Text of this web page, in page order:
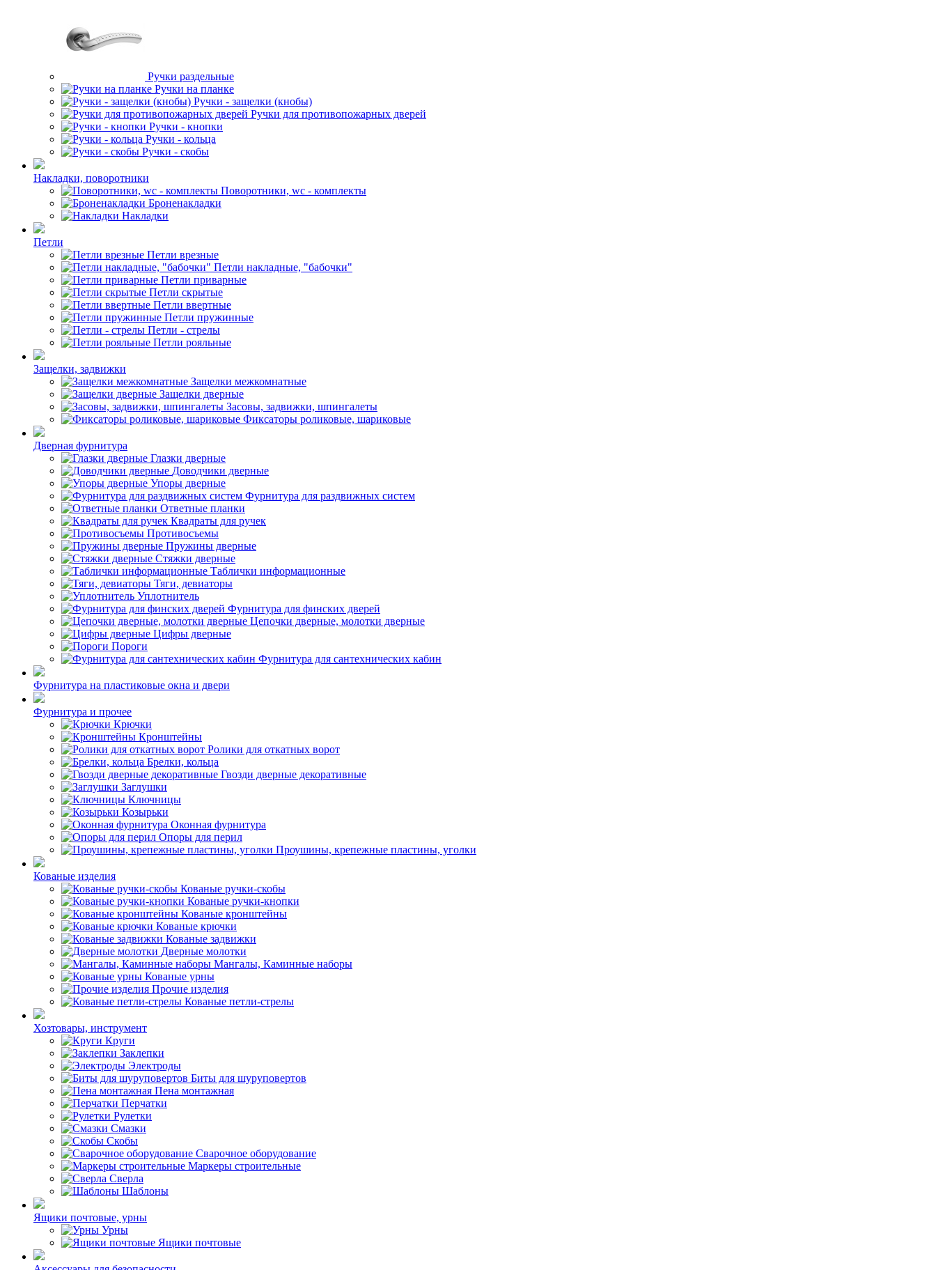
Ручки раздельные
Ручки на планке
Ручки - защелки (кнобы)
Ручки для противопожарных дверей
Ручки - кнопки
Ручки - кольца
Ручки - скобы
Накладки, поворотники
Поворотники, wc - комплекты
Броненакладки
Накладки
Петли
Петли врезные
Петли накладные, "бабочки"
Петли приварные
Петли скрытые
Петли ввертные
Петли пружинные
Петли - стрелы
Петли рояльные
Защелки, задвижки
Защелки межкомнатные
Защелки дверные
Засовы, задвижки, шпингалеты
Фиксаторы роликовые, шариковые
Дверная фурнитура
Глазки дверные
Доводчики дверные
Упоры дверные
Фурнитура для раздвижных систем
Ответные планки
Квадраты для ручек
Противосъемы
Пружины дверные
Стяжки дверные
Таблички информационные
Тяги, девиаторы
Уплотнитель
Фурнитура для финских дверей
Цепочки дверные, молотки дверные
Цифры дверные
Пороги
Фурнитура для сантехнических кабин
Фурнитура на пластиковые окна и двери
Фурнитура и прочее
Крючки
Кронштейны
Ролики для откатных ворот
Брелки, кольца
Гвозди дверные декоративные
Заглушки
Ключницы
Козырьки
Оконная фурнитура
Опоры для перил
Проушины, крепежные пластины, уголки
Кованые изделия
Кованые ручки-скобы
Кованые ручки-кнопки
Кованые кронштейны
Кованые крючки
Кованые задвижки
Дверные молотки
Мангалы, Каминные наборы
Кованые урны
Прочие изделия
Кованые петли-стрелы
Хозтовары, инструмент
Круги
Заклепки
Электроды
Биты для шуруповертов
Пена монтажная
Перчатки
Рулетки
Смазки
Скобы
Сварочное оборудование
Маркеры строительные
Сверла
Шаблоны
Ящики почтовые, урны
Урны
Ящики почтовые